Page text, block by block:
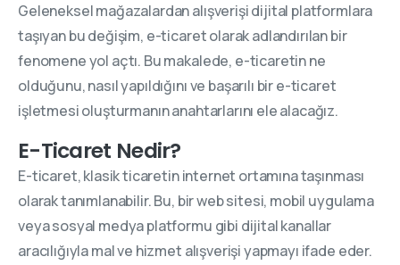
Geleneksel mağazalardan alışverişi dijital platformlara
taşıyan bu değişim, e-ticaret olarak adlandırılan bir
fenomene yol açtı. Bu makalede, e-ticaretin ne
olduğunu, nasıl yapıldığını ve başarılı bir e-ticaret
işletmesi oluşturmanın anahtarlarını ele alacağız.
E-Ticaret Nedir?
E-ticaret, klasik ticaretin internet ortamına taşınması
olarak tanımlanabilir. Bu, bir web sitesi, mobil uygulama
veya sosyal medya platformu gibi dijital kanallar
aracılığıyla mal ve hizmet alışverişi yapmayı ifade eder.